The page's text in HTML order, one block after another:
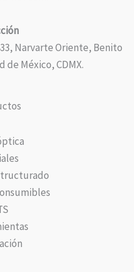
Narvarte Oriente, Benito
de México, CDMX.